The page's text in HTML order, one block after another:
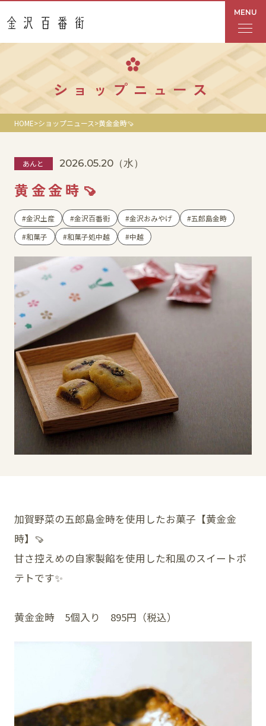
MENU
フロアガイド
あんと
Rinto
あんと西
ショップ検索
レストラン・カフェ
ショップニュース
イベント
アクセス・パーキング
館内サービス
施設からのお知らせ
スタッフ募集
百番街くらぶ
ショップニュース
HOME ショップニュース 黄金金時🍠
あんと 2026.05.20 （水）
黄金金時🍠
金沢土産 金沢百番街 金沢おみやげ
五郎島金時
和菓子
和菓子処中越 中越
加賀野菜の五郎島金時を使用したお菓子【黄金金
時】🍠
甘さ控えめの自家製餡を使用した和風のスイートポ
テトです✨
黄金金時 5個入り 895円（税込）